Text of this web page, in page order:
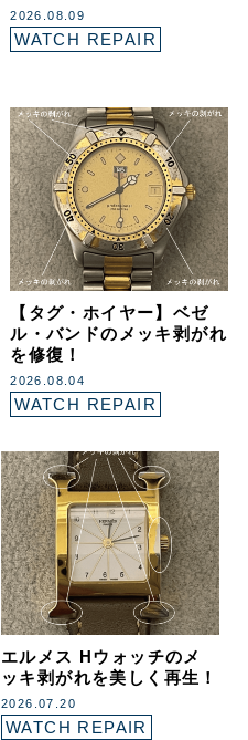
2026.08.09
WATCH REPAIR
【タグ・ホイヤー】ベゼ
ル・バンドのメッキ剥がれ
を修復！
2026.08.04
WATCH REPAIR
エルメス Hウォッチのメ
ッキ剥がれを美しく再生！
2026.07.20
WATCH REPAIR